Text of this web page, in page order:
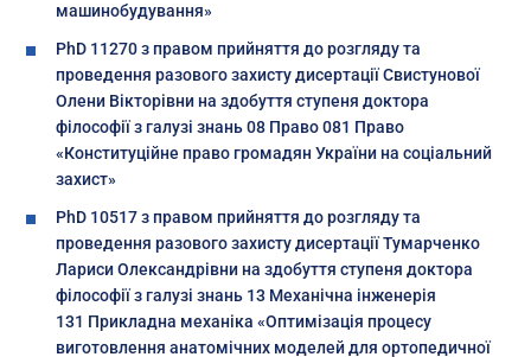
машинобудування»
PhD 11270 з правом прийняття до розгляду та
проведення разового захисту дисертації Свистунової
Олени Вікторівни на здобуття ступеня доктора
філософії з галузі знань 08 Право 081 Право
«Конституційне право громадян України на соціальний
захист»
PhD 10517 з правом прийняття до розгляду та
проведення разового захисту дисертації Тумарченко
Лариси Олександрівни на здобуття ступеня доктора
філософії з галузі знань 13 Механічна інженерія
131 Прикладна механіка «Оптимізація процесу
виготовлення анатомічних моделей для ортопедичної